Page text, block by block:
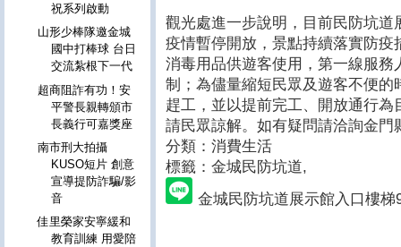
觀光處進一步說明，目前民防坑
疫情暫停開放，景點持續落實防
消毒用品供遊客使用，第一線服
制；為儘量縮短民眾及遊客不便
趕工，並以提前完工、開放通行
請民眾諒解。如有疑問請洽詢金門
分類：消費生活
標籤： 金城民防坑道,
金城民防坑道展示館入口樓梯
祝系列啟動
山形少棒隊邀金城
國中打棒球 台日
交流紮根下一代
超商阻詐有功！安
平警長親轉頒市
長義行可嘉獎座
南市刑大拍攝
KUSO短片 創意
宣導提防詐騙/影
音
佳里榮家安寧緩和
教育訓練 用愛陪